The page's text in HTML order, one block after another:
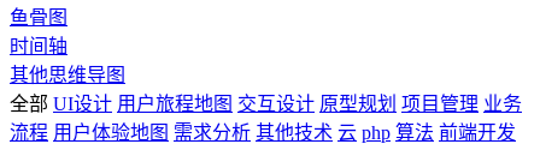
鱼骨图
时间轴
其他思维导图
全部 UI设计 用户旅程地图 交互设计 原型规划 项目管理 业务
流程 用户体验地图 需求分析 其他技术 云 php 算法 前端开发